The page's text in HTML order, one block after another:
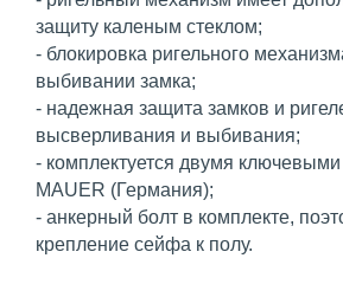
защиту каленым стеклом;
- блокировка ригельного
выбивании замка;
- надежная защита замков и
высверливания и выбивания;
- комплектуется двумя
MAUER (Германия);
- анкерный болт в комплекте,
крепление сейфа к полу.